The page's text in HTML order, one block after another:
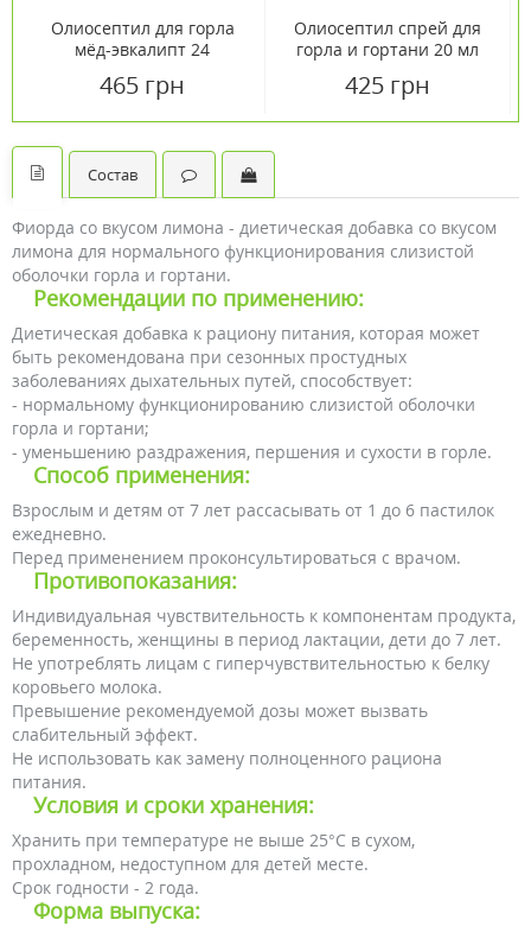
Олиосептил для горла
мёд-эвкалипт 24
465 грн
Олиосептил спрей для
горла и гортани 20 мл
425 грн
Состав
Фиорда со вкусом лимона - диетическая добавка со вкусом
лимона для нормального функционирования слизистой
оболочки горла и гортани.
Рекомендации по применению:
Диетическая добавка к рациону питания, которая может
быть рекомендована при сезонных простудных
заболеваниях дыхательных путей, способствует:
- нормальному функционированию слизистой оболочки
горла и гортани;
- уменьшению раздражения, першения и сухости в горле.
Способ применения:
Взрослым и детям от 7 лет рассасывать от 1 до 6 пастилок
ежедневно.
Перед применением проконсультироваться с врачом.
Противопоказания:
Индивидуальная чувствительность к компонентам продукта,
беременность, женщины в период лактации, дети до 7 лет.
Не употреблять лицам с гиперчувствительностью к белку
коровьего молока.
Превышение рекомендуемой дозы может вызвать
слабительный эффект.
Не использовать как замену полноценного рациона
питания.
Условия и сроки хранения:
Хранить при температуре не выше 25°С в сухом,
прохладном, недоступном для детей месте.
Срок годности - 2 года.
Форма выпуска: